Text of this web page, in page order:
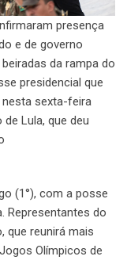
presença
e de governo
da rampa do
presidencial que
sexta-feira
Lula, que deu
(1°), com a posse
Representantes do
que reunirá mais
Olímpicos de